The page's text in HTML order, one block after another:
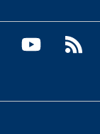
Twitter YouTube